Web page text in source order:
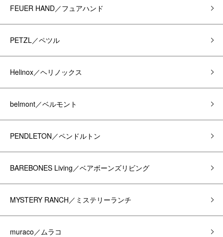
FEUER HAND／フュアハンド
PETZL／ペツル
Helinox／ヘリノックス
belmont／ベルモント
PENDLETON／ペンドルトン
BAREBONES Living／ベアボーンズリビング
MYSTERY RANCH／ミステリーランチ
muraco／ムラコ